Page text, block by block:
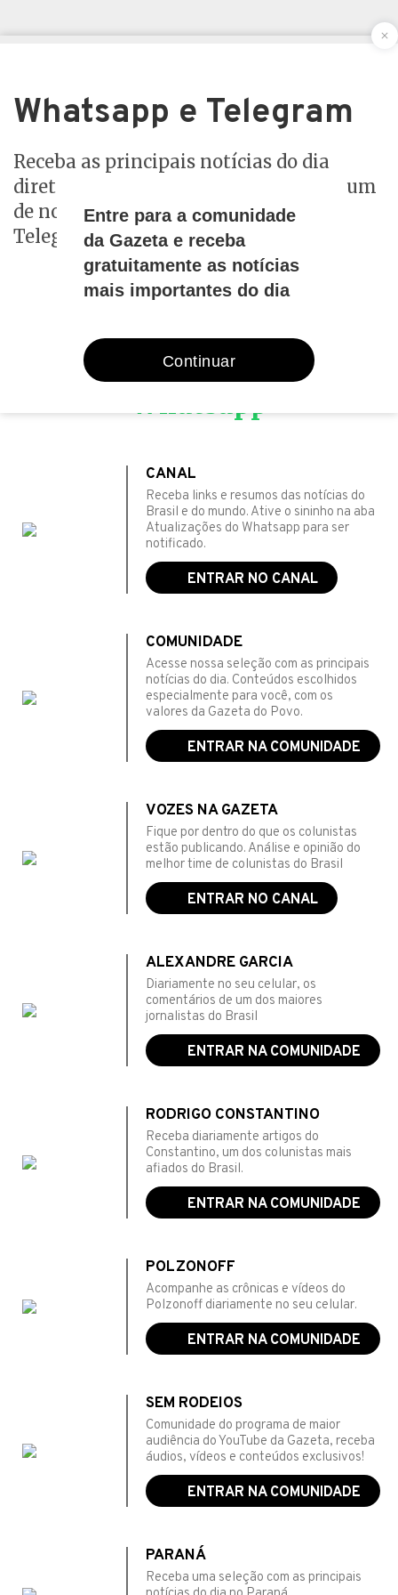
Whatsapp e Telegram
Receba as principais notícias do dia
diretamente no seu celular. Entre em um
de nossos grupos do Whatsapp ou
Telegram
Whatsapp
CANAL
Receba links e resumos das notícias do
Brasil e do mundo. Ative o sininho na aba
Atualizações do Whatsapp para ser
notificado.
ENTRAR NO CANAL
COMUNIDADE
Acesse nossa seleção com as principais
notícias do dia. Conteúdos escolhidos
especialmente para você, com os
valores da Gazeta do Povo.
ENTRAR NA COMUNIDADE
VOZES NA GAZETA
Fique por dentro do que os colunistas
estão publicando. Análise e opinião do
melhor time de colunistas do Brasil
ENTRAR NO CANAL
ALEXANDRE GARCIA
Diariamente no seu celular, os
comentários de um dos maiores
jornalistas do Brasil
ENTRAR NA COMUNIDADE
RODRIGO CONSTANTINO
Receba diariamente artigos do
Constantino, um dos colunistas mais
afiados do Brasil.
ENTRAR NA COMUNIDADE
POLZONOFF
Acompanhe as crônicas e vídeos do
Polzonoff diariamente no seu celular.
ENTRAR NA COMUNIDADE
SEM RODEIOS
Comunidade do programa de maior
audiência do YouTube da Gazeta, receba
áudios, vídeos e conteúdos exclusivos!
ENTRAR NA COMUNIDADE
PARANÁ
Receba uma seleção com as principais